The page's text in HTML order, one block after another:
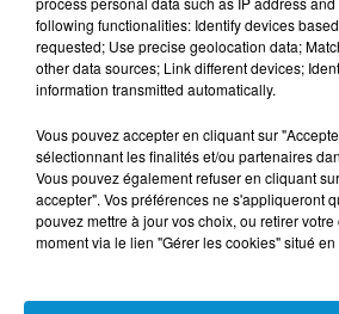
24 juillet 2026
Les Zinformés -
23 juillet 2026
Les Zinformés -
following functionalities: Identify devices
requested; Use precise geolocation data;
other data sources; Link different devices;
information transmitted automatically.
Vous pouvez accepter en cliquant sur
sélectionnant les finalités et/ou partenaires
Vous pouvez également refuser en cliquant
accepter". Vos préférences ne s'appliqueront
pouvez mettre à jour vos choix, ou retirer
moment via le lien "Gérer les cookies" situé